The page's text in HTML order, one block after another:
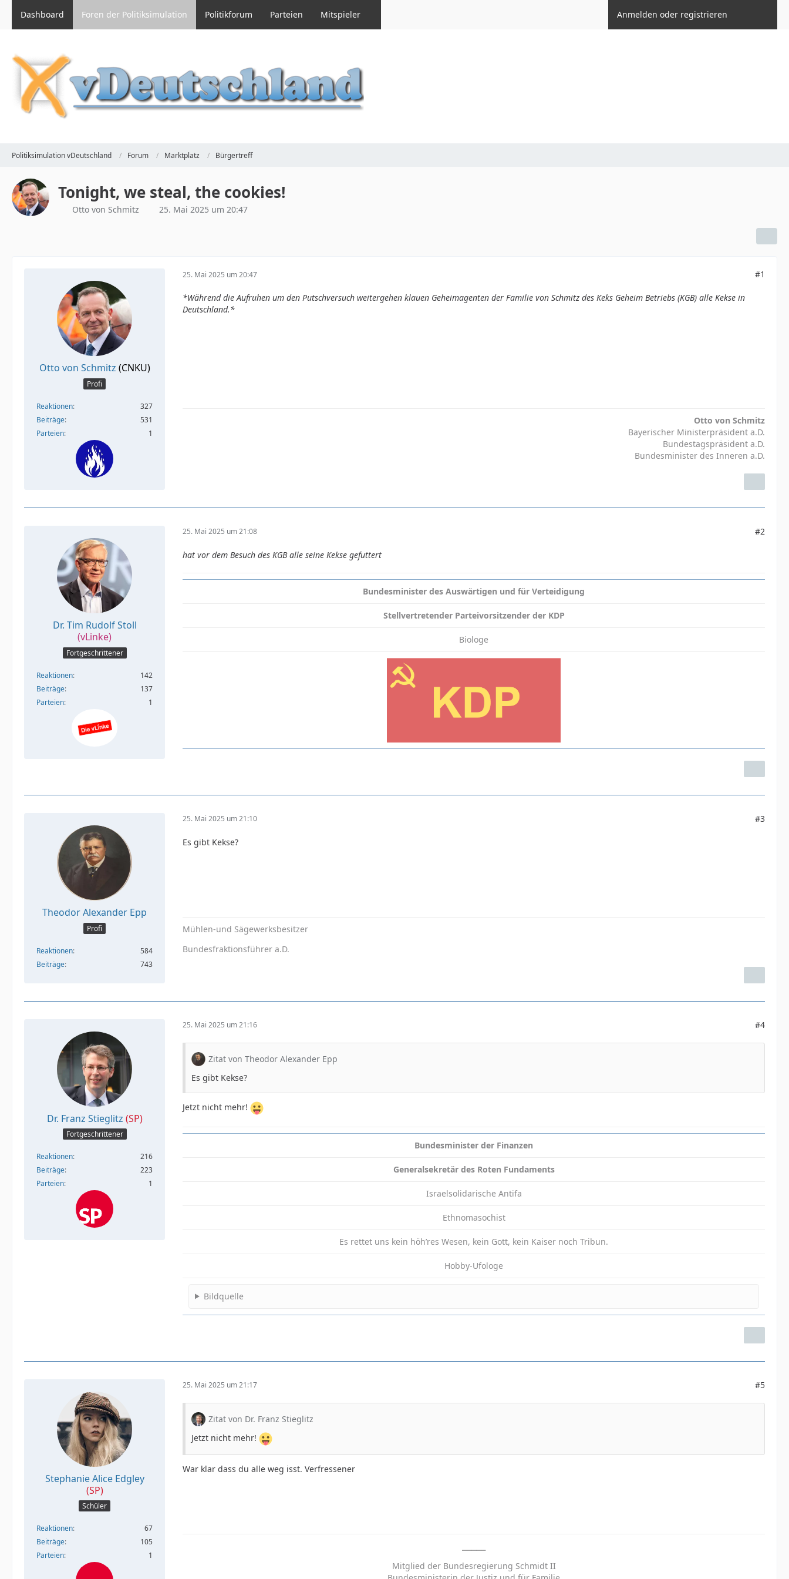
Dashboard Foren der Politiksimulation Politikforum Parteien Mitspieler Anmelden oder registrieren
Politiksimulation vDeutschland Forum Marktplatz Bürgertreff
Tonight, we steal, the cookies!
Otto von Schmitz 25. Mai 2025 um 20:47
Otto von Schmitz (CNKU)
Profi
Reaktionen
327
Beiträge
531
Parteien
1
25. Mai 2025 um 20:47 #1
*Während die Aufruhen um den Putschversuch weitergehen klauen Geheimagenten der Familie von Schmitz des Keks Geheim Betriebs (KGB) alle Kekse in
Deutschland.*
Otto von Schmitz
Bayerischer Ministerpräsident a.D.
Bundestagspräsident a.D.
Bundesminister des Inneren a.D.
Dr. Tim Rudolf Stoll
(vLinke)
Fortgeschrittener
Reaktionen
142
Beiträge
137
Parteien
1
25. Mai 2025 um 21:08 #2
hat vor dem Besuch des KGB alle seine Kekse gefuttert
Bundesminister des Auswärtigen und für Verteidigung
Stellvertretender Parteivorsitzender der KDP
Biologe
Theodor Alexander Epp
Profi
Reaktionen
584
Beiträge
743
25. Mai 2025 um 21:10 #3
Es gibt Kekse?
Mühlen-und Sägewerksbesitzer
Bundesfraktionsführer a.D.
Dr. Franz Stieglitz (SP)
Fortgeschrittener
Reaktionen
216
Beiträge
223
Parteien
1
25. Mai 2025 um 21:16 #4
Zitat von Theodor Alexander Epp
Es gibt Kekse?
Jetzt nicht mehr!
Bundesminister der Finanzen
Generalsekretär des Roten Fundaments
Israelsolidarische Antifa
Ethnomasochist
Es rettet uns kein höh’res Wesen, kein Gott, kein Kaiser noch Tribun.
Hobby-Ufologe
Bildquelle
Stephanie Alice Edgley
(SP)
Schüler
Reaktionen
67
Beiträge
105
Parteien
1
25. Mai 2025 um 21:17 #5
Zitat von Dr. Franz Stieglitz
Jetzt nicht mehr!
War klar dass du alle weg isst. Verfressener
Mitglied der Bundesregierung Schmidt II